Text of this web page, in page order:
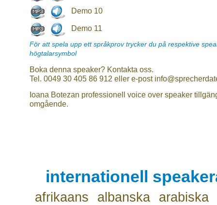
Demo 10
Demo 11
För att spela upp ett språkprov trycker du på respektive
högtalarsymbol
Boka denna speaker? Kontakta oss.
Tel. 0049 30 405 86 912 eller e-post
Ioana Botezan professionell voice over speaker
omgående.
internationell
afrikaans albanska
arabiska